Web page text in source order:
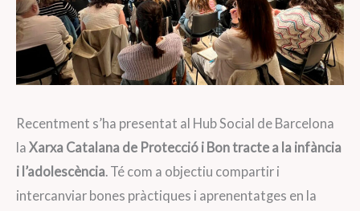
Recentment s’ha presentat al Hub Social de Barcelona
la Xarxa Catalana de Protecció i Bon tracte a la infància
i l’adolescència. Té com a objectiu compartir i
intercanviar bones pràctiques i aprenentatges en la